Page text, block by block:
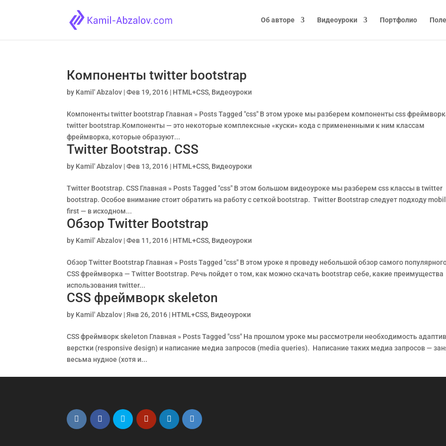
Об авторе Видеоуроки Портфолио
Компоненты twitter bootstrap
by Kamil' Abzalov |Фев 19, 2016 | HTML+CSS, Видеоуроки
Компоненты twitter bootstrap Главная » Posts Tagged "css" В этом уроке мы разберем компоненты css
twitter bootstrap.Компоненты — это некоторые комплексные «куски» кода с примененными к ним классам
фреймворка, которые образуют...
Twitter Bootstrap. CSS
by Kamil' Abzalov |Фев 13, 2016 | HTML+CSS, Видеоуроки
Twitter Bootstrap. CSS Главная » Posts Tagged "css" В этом большом видеоуроке мы разберем css классы в twitter
bootstrap. Особое внимание стоит обратить на работу с сеткой bootstrap. Twitter Bootstrap следует подходу
first — в исходном...
Обзор Twitter Bootstrap
by Kamil' Abzalov |Фев 11, 2016 | HTML+CSS, Видеоуроки
Обзор Twitter Bootstrap Главная » Posts Tagged "css" В этом уроке я проведу небольшой обзор самого
CSS фреймворка — Twitter Bootstrap. Речь пойдет о том, как можно скачать bootstrap себе, какие преимущества
использования twitter...
CSS фреймворк skeleton
by Kamil' Abzalov |Янв 26, 2016 | HTML+CSS, Видеоуроки
CSS фреймворк skeleton Главная » Posts Tagged "css" На прошлом уроке мы рассмотрели необходимость
верстки (responsive design) и написание медиа запросов (media queries). Написание таких медиа запросов —
весьма нудное (хотя и...